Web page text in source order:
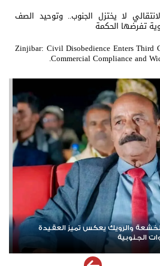
لا يختزل الجنوب.. وتوحيد الصف
تفرضها الحكمة
Zinjibar: Civil Disobedience Enters Third
Commercial Compliance and
تجارية في خليج عدن